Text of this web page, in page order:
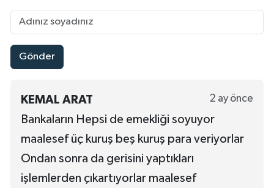
Gönder
KEMAL ARAT 2 ay önce
Bankaların Hepsi de emekliği soyuyor
maalesef üç kuruş beş kuruş para veriyorlar
Ondan sonra da gerisini yaptıkları
işlemlerden çıkartıyorlar maalesef